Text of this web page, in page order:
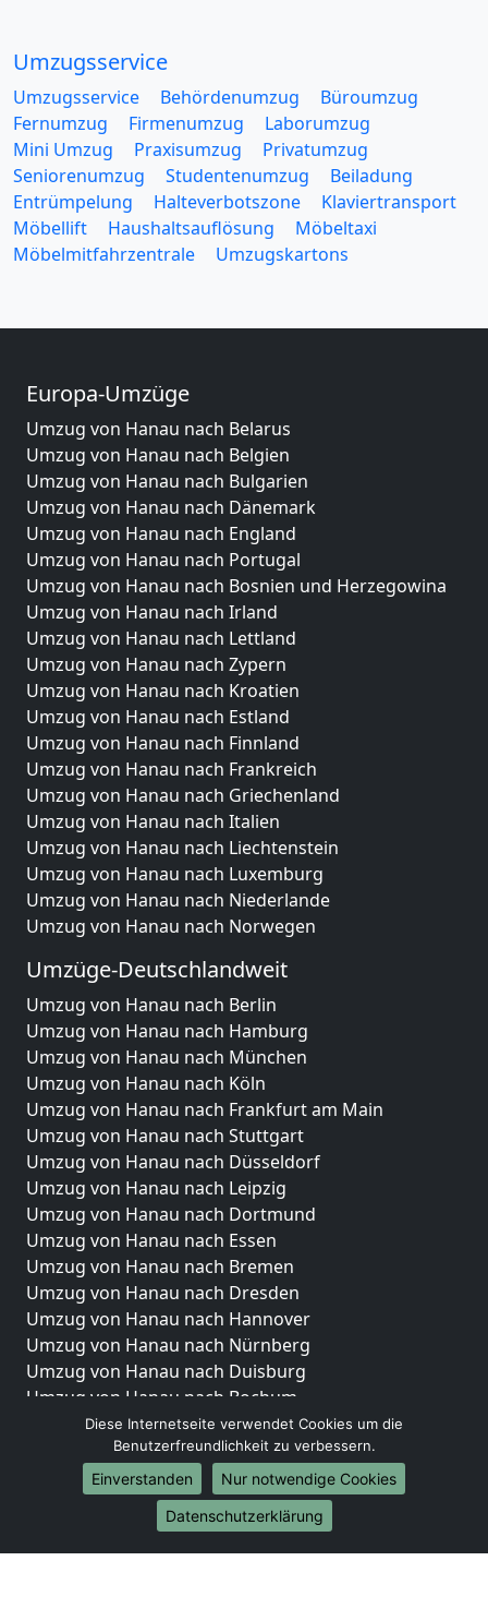
Umzugsservice
Umzugsservice Behördenumzug
Büroumzug
Fernumzug
Firmenumzug
Laborumzug
Mini Umzug
Praxisumzug
Privatumzug
Seniorenumzug
Studentenumzug
Beiladung
Entrümpelung
Halteverbotszone
Klaviertransport
Möbellift
Haushaltsauflösung
Möbeltaxi
Möbelmitfahrzentrale
Umzugskartons
Europa-Umzüge
Umzug von Hanau nach Belarus
Umzug von Hanau nach Belgien
Umzug von Hanau nach Bulgarien
Umzug von Hanau nach Dänemark
Umzug von Hanau nach England
Umzug von Hanau nach Portugal
Umzug von Hanau nach Bosnien und Herzegowina
Umzug von Hanau nach Irland
Umzug von Hanau nach Lettland
Umzug von Hanau nach Zypern
Umzug von Hanau nach Kroatien
Umzug von Hanau nach Estland
Umzug von Hanau nach Finnland
Umzug von Hanau nach Frankreich
Umzug von Hanau nach Griechenland
Umzug von Hanau nach Italien
Umzug von Hanau nach Liechtenstein
Umzug von Hanau nach Luxemburg
Umzug von Hanau nach Niederlande
Umzug von Hanau nach Norwegen
Umzüge-Deutschlandweit
Umzug von Hanau nach Berlin
Umzug von Hanau nach Hamburg
Umzug von Hanau nach München
Umzug von Hanau nach Köln
Umzug von Hanau nach Frankfurt am Main
Umzug von Hanau nach Stuttgart
Umzug von Hanau nach Düsseldorf
Umzug von Hanau nach Leipzig
Umzug von Hanau nach Dortmund
Umzug von Hanau nach Essen
Umzug von Hanau nach Bremen
Umzug von Hanau nach Dresden
Umzug von Hanau nach Hannover
Umzug von Hanau nach Nürnberg
Umzug von Hanau nach Duisburg
Umzug von Hanau nach Bochum
Umzug von Hanau nach Wuppertal
Umzug von Hanau nach Bielefeld
Umzug von Hanau nach Bonn
Umzug von Hanau nach Münster
Diese Internetseite verwendet Cookies um die
Benutzerfreundlichkeit zu verbessern.
Einverstanden
Nur notwendige Cookies
Datenschutzerklärung